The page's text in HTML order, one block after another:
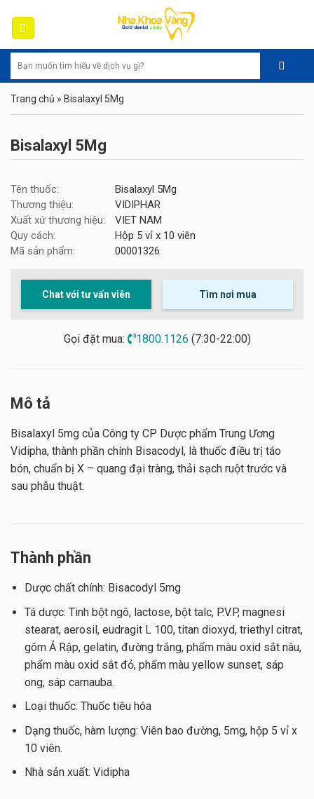
content
Trang chủ » Bisalaxyl 5Mg
Bisalaxyl 5Mg
Tên thuốc:
Bisalaxyl 5Mg
Thương thiệu:
VIDIPHAR
Xuất xứ thương hiệu:
VIET NAM
Quy cách:
Hộp 5 vỉ x 10 viên
Mã sản phẩm:
00001326
Chat với tư vấn viên Tìm nơi mua
Gọi đặt mua: 1800.1126 (7:30-22:00)
Mô tả
Bisalaxyl 5mg của Công ty CP Dược phẩm Trung Ương
Vidipha, thành phần chính Bisacodyl, là thuốc điều trị táo
bón, chuẩn bị X – quang đại tràng, thải sạch ruột trước và
sau phẫu thuật.
Thành phần
Dược chất chính: Bisacodyl 5mg
Tá dược: Tinh bột ngô, lactose, bột talc, P.V.P, magnesi
stearat, aerosil, eudragit L 100, titan dioxyd, triethyl citrat,
gôm Ả Rập, gelatin, đường trắng, phẩm màu oxid sắt nâu,
phẩm màu oxid sắt đỏ, phẩm màu yellow sunset, sáp
ong, sáp carnauba.
Loại thuốc: Thuốc tiêu hóa
Dạng thuốc, hàm lượng: Viên bao đường, 5mg, hộp 5 vỉ x
10 viên.
Nhà sản xuất: Vidipha